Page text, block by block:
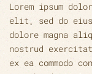
Lorem ipsum
elit, sed do
dolore magna
nostrud
ex ea commodo